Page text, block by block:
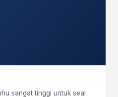
sangat tinggi untuk seal